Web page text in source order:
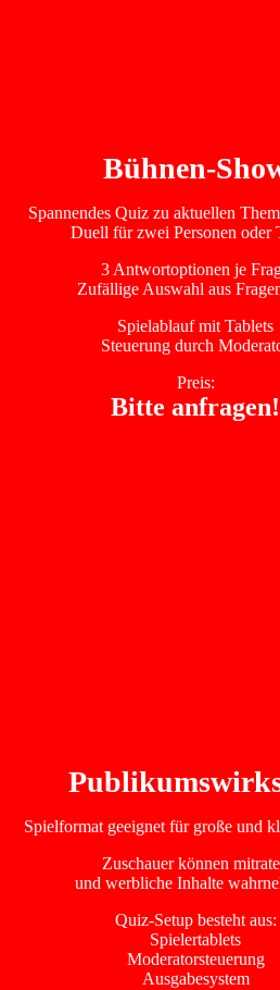
Bühnen-
Spannendes Quiz zu aktuellen
Duell für zwei Personen oder
3 Antwortoptionen je
Zufällige Auswahl aus
Spielablauf mit Tablets
Steuerung durch
Preis:
Bitte anfragen!
Spielformat geeignet für große und
Zuschauer können
und werbliche Inhalte
Quiz-Setup besteht aus:
Spielertablets
Moderatorsteuerung
Ausgabesystem